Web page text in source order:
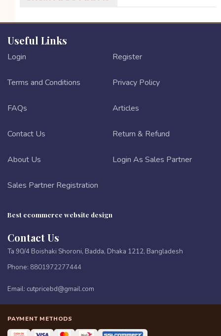
Useful Links
Login Register
Terms and Conditions Privacy Policy
FAQs Articles
Contact Us Return & Refund
About Us Login As Sales Partner
Sales Partner Registration
Best ecommerce website design
Contact Us
Ta 90/4 Boishaki Shoroni, Badda, Dhaka 1212, Bangladesh
Phone: 8801972277444
Email: cutpricebd@gmail.com
PAYMENT METHODS